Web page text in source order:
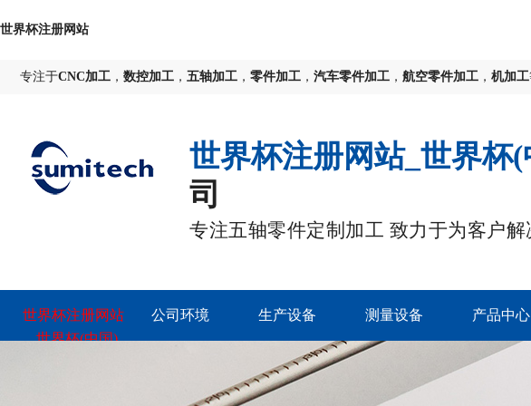
世界杯注册网站
专注于CNC加工 ， 数控加工 ， 五轴加工 ， 零件加工 ， 汽车零件加工 ， 航空零件加工 ， 机加工
世界杯注册网站_世界杯(
司
专注五轴零件定制加工 致力于为客户解
世界杯注册网站
_世界杯(中国)
公司环境 生产设备 测量设备 产品中心